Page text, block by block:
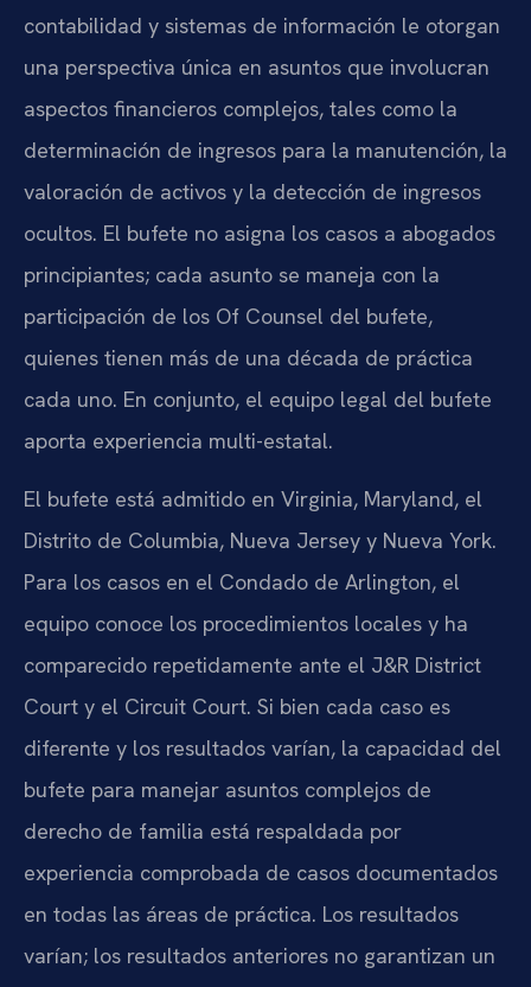
contabilidad y sistemas de información le otorgan
una perspectiva única en asuntos que involucran
aspectos financieros complejos, tales como la
determinación de ingresos para la manutención, la
valoración de activos y la detección de ingresos
ocultos. El bufete no asigna los casos a abogados
principiantes; cada asunto se maneja con la
participación de los Of Counsel del bufete,
quienes tienen más de una década de práctica
cada uno. En conjunto, el equipo legal del bufete
aporta experiencia multi-estatal.
El bufete está admitido en Virginia, Maryland, el
Distrito de Columbia, Nueva Jersey y Nueva York.
Para los casos en el Condado de Arlington, el
equipo conoce los procedimientos locales y ha
comparecido repetidamente ante el J&R District
Court y el Circuit Court. Si bien cada caso es
diferente y los resultados varían, la capacidad del
bufete para manejar asuntos complejos de
derecho de familia está respaldada por
experiencia comprobada de casos documentados
en todas las áreas de práctica. Los resultados
varían; los resultados anteriores no garantizan un